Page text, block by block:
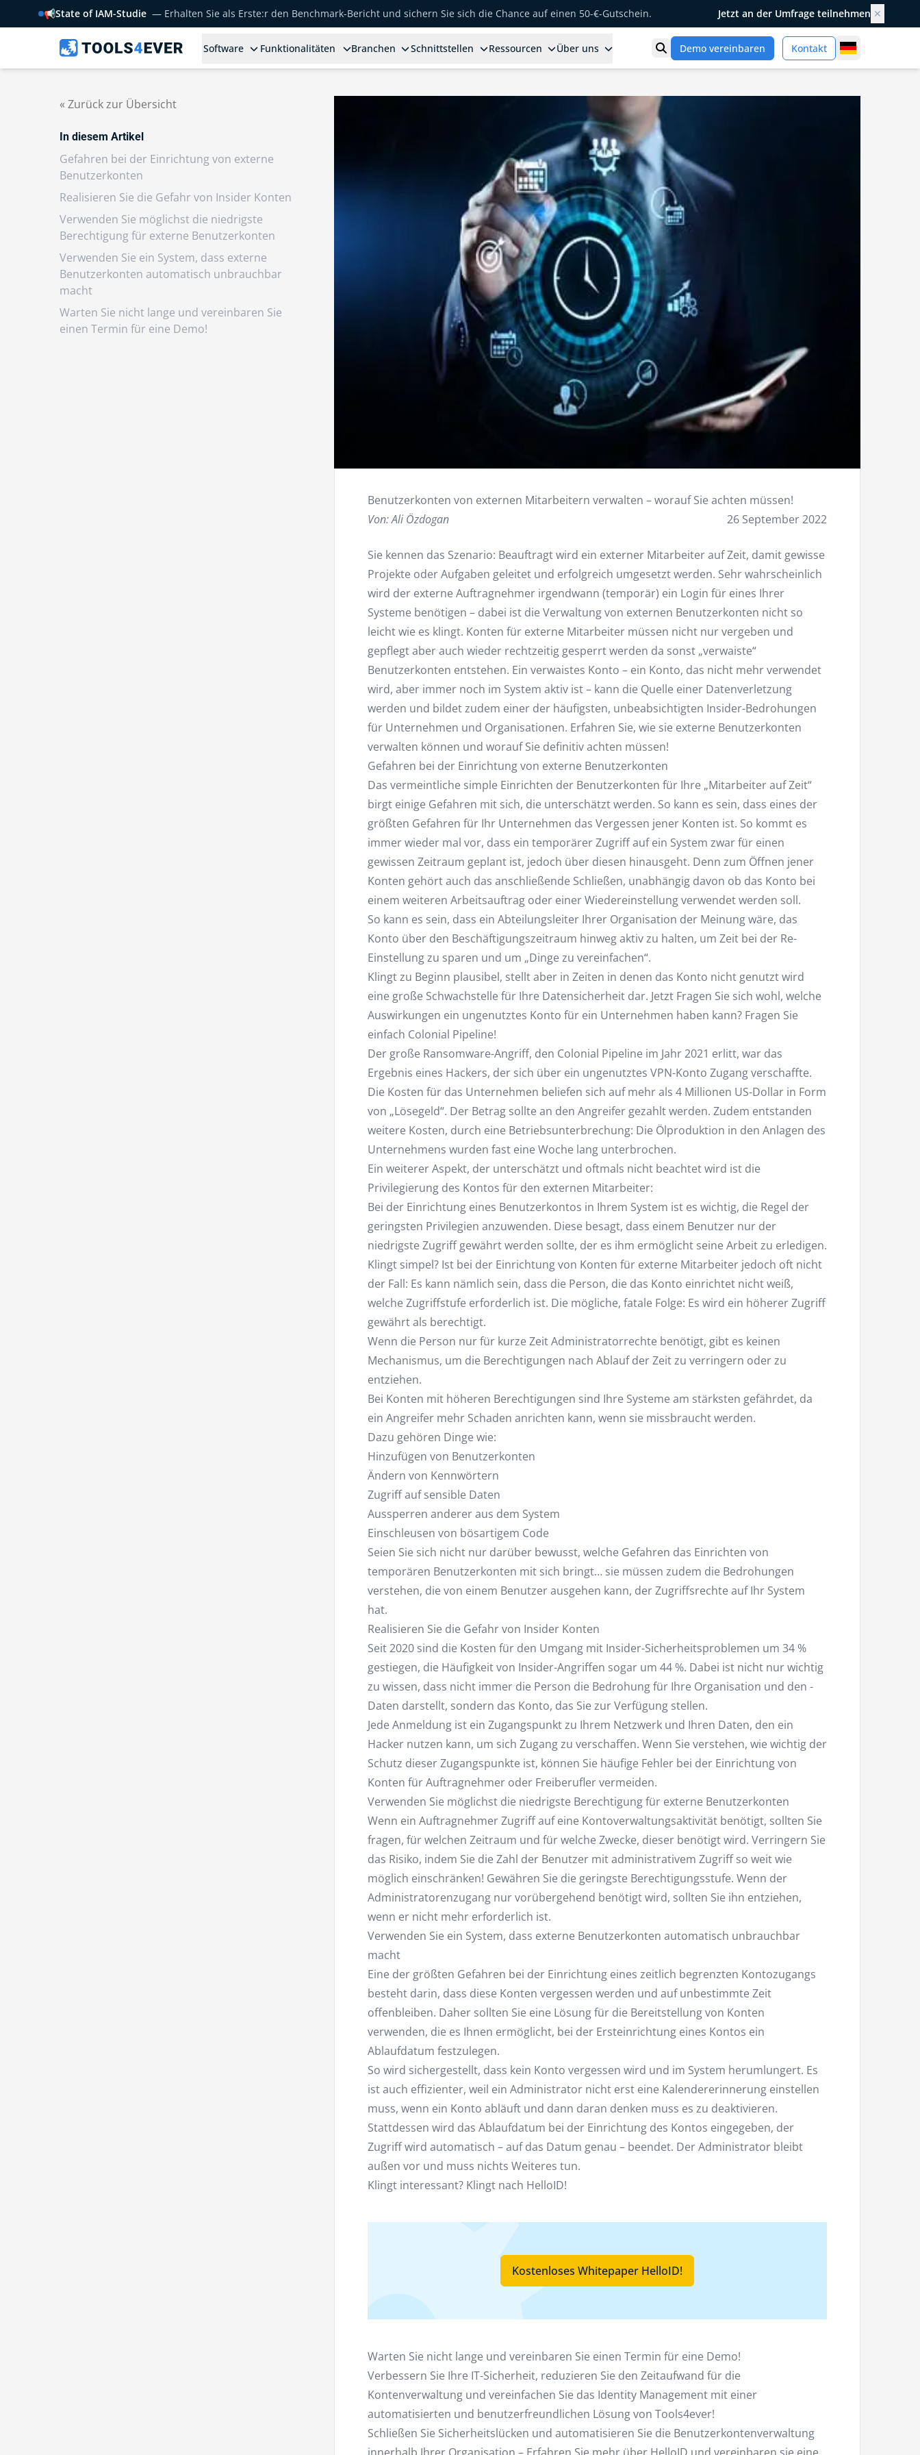
📢State of IAM-Studie — Erhalten Sie als Erste:r den Benchmark-Bericht und sichern Sie sich die Chance auf einen 50-€-Gutschein. Jetzt an der Umfrage teilnehmen ✕
Software Funktionalitäten Branchen Schnittstellen Ressourcen Über uns Suche öffnen
Demo vereinbaren Kontakt Germany
« Zurück zur Übersicht
In diesem Artikel
Gefahren bei der Einrichtung von externe
Benutzerkonten
Realisieren Sie die Gefahr von Insider Konten
Verwenden Sie möglichst die niedrigste
Berechtigung für externe Benutzerkonten
Verwenden Sie ein System, dass externe
Benutzerkonten automatisch unbrauchbar
macht
Warten Sie nicht lange und vereinbaren Sie
einen Termin für eine Demo!
Benutzerkonten von externen Mitarbeitern verwalten – worauf Sie achten müssen!
Von: Ali Özdogan
26 September 2022
Sie kennen das Szenario: Beauftragt wird ein externer Mitarbeiter auf Zeit, damit gewisse
Projekte oder Aufgaben geleitet und erfolgreich umgesetzt werden. Sehr wahrscheinlich
wird der externe Auftragnehmer irgendwann (temporär) ein Login für eines Ihrer
Systeme benötigen – dabei ist die Verwaltung von externen Benutzerkonten nicht so
leicht wie es klingt. Konten für externe Mitarbeiter müssen nicht nur vergeben und
gepflegt aber auch wieder rechtzeitig gesperrt werden da sonst „verwaiste“
Benutzerkonten entstehen. Ein verwaistes Konto – ein Konto, das nicht mehr verwendet
wird, aber immer noch im System aktiv ist – kann die Quelle einer Datenverletzung
werden und bildet zudem einer der häufigsten, unbeabsichtigten Insider-Bedrohungen
für Unternehmen und Organisationen. Erfahren Sie, wie sie externe Benutzerkonten
verwalten können und worauf Sie definitiv achten müssen!
Gefahren bei der Einrichtung von externe Benutzerkonten
Das vermeintliche simple Einrichten der Benutzerkonten für Ihre „Mitarbeiter auf Zeit“
birgt einige Gefahren mit sich, die unterschätzt werden. So kann es sein, dass eines der
größten Gefahren für Ihr Unternehmen das Vergessen jener Konten ist. So kommt es
immer wieder mal vor, dass ein temporärer Zugriff auf ein System zwar für einen
gewissen Zeitraum geplant ist, jedoch über diesen hinausgeht. Denn zum Öffnen jener
Konten gehört auch das anschließende Schließen, unabhängig davon ob das Konto bei
einem weiteren Arbeitsauftrag oder einer Wiedereinstellung verwendet werden soll.
So kann es sein, dass ein Abteilungsleiter Ihrer Organisation der Meinung wäre, das
Konto über den Beschäftigungszeitraum hinweg aktiv zu halten, um Zeit bei der Re-
Einstellung zu sparen und um „Dinge zu vereinfachen“.
Klingt zu Beginn plausibel, stellt aber in Zeiten in denen das Konto nicht genutzt wird
eine große Schwachstelle für Ihre Datensicherheit dar. Jetzt Fragen Sie sich wohl, welche
Auswirkungen ein ungenutztes Konto für ein Unternehmen haben kann? Fragen Sie
einfach Colonial Pipeline!
Der große Ransomware-Angriff, den Colonial Pipeline im Jahr 2021 erlitt, war das
Ergebnis eines Hackers, der sich über ein ungenutztes VPN-Konto Zugang verschaffte.
Die Kosten für das Unternehmen beliefen sich auf mehr als 4 Millionen US-Dollar in Form
von „Lösegeld“. Der Betrag sollte an den Angreifer gezahlt werden. Zudem entstanden
weitere Kosten, durch eine Betriebsunterbrechung: Die Ölproduktion in den Anlagen des
Unternehmens wurden fast eine Woche lang unterbrochen.
Ein weiterer Aspekt, der unterschätzt und oftmals nicht beachtet wird ist die
Privilegierung des Kontos für den externen Mitarbeiter:
Bei der Einrichtung eines Benutzerkontos in Ihrem System ist es wichtig, die Regel der
geringsten Privilegien anzuwenden. Diese besagt, dass einem Benutzer nur der
niedrigste Zugriff gewährt werden sollte, der es ihm ermöglicht seine Arbeit zu erledigen.
Klingt simpel? Ist bei der Einrichtung von Konten für externe Mitarbeiter jedoch oft nicht
der Fall: Es kann nämlich sein, dass die Person, die das Konto einrichtet nicht weiß,
welche Zugriffstufe erforderlich ist. Die mögliche, fatale Folge: Es wird ein höherer Zugriff
gewährt als berechtigt.
Wenn die Person nur für kurze Zeit Administratorrechte benötigt, gibt es keinen
Mechanismus, um die Berechtigungen nach Ablauf der Zeit zu verringern oder zu
entziehen.
Bei Konten mit höheren Berechtigungen sind Ihre Systeme am stärksten gefährdet, da
ein Angreifer mehr Schaden anrichten kann, wenn sie missbraucht werden.
Dazu gehören Dinge wie:
Hinzufügen von Benutzerkonten
Ändern von Kennwörtern
Zugriff auf sensible Daten
Aussperren anderer aus dem System
Einschleusen von bösartigem Code
Seien Sie sich nicht nur darüber bewusst, welche Gefahren das Einrichten von
temporären Benutzerkonten mit sich bringt… sie müssen zudem die Bedrohungen
verstehen, die von einem Benutzer ausgehen kann, der Zugriffsrechte auf Ihr System
hat.
Realisieren Sie die Gefahr von Insider Konten
Seit 2020 sind die Kosten für den Umgang mit Insider-Sicherheitsproblemen um 34 %
gestiegen, die Häufigkeit von Insider-Angriffen sogar um 44 %. Dabei ist nicht nur wichtig
zu wissen, dass nicht immer die Person die Bedrohung für Ihre Organisation und den -
Daten darstellt, sondern das Konto, das Sie zur Verfügung stellen.
Jede Anmeldung ist ein Zugangspunkt zu Ihrem Netzwerk und Ihren Daten, den ein
Hacker nutzen kann, um sich Zugang zu verschaffen. Wenn Sie verstehen, wie wichtig der
Schutz dieser Zugangspunkte ist, können Sie häufige Fehler bei der Einrichtung von
Konten für Auftragnehmer oder Freiberufler vermeiden.
Verwenden Sie möglichst die niedrigste Berechtigung für externe Benutzerkonten
Wenn ein Auftragnehmer Zugriff auf eine Kontoverwaltungsaktivität benötigt, sollten Sie
fragen, für welchen Zeitraum und für welche Zwecke, dieser benötigt wird. Verringern Sie
das Risiko, indem Sie die Zahl der Benutzer mit administrativem Zugriff so weit wie
möglich einschränken! Gewähren Sie die geringste Berechtigungsstufe. Wenn der
Administratorenzugang nur vorübergehend benötigt wird, sollten Sie ihn entziehen,
wenn er nicht mehr erforderlich ist.
Verwenden Sie ein System, dass externe Benutzerkonten automatisch unbrauchbar
macht
Eine der größten Gefahren bei der Einrichtung eines zeitlich begrenzten Kontozugangs
besteht darin, dass diese Konten vergessen werden und auf unbestimmte Zeit
offenbleiben. Daher sollten Sie eine Lösung für die Bereitstellung von Konten
verwenden, die es Ihnen ermöglicht, bei der Ersteinrichtung eines Kontos ein
Ablaufdatum festzulegen.
So wird sichergestellt, dass kein Konto vergessen wird und im System herumlungert. Es
ist auch effizienter, weil ein Administrator nicht erst eine Kalendererinnerung einstellen
muss, wenn ein Konto abläuft und dann daran denken muss es zu deaktivieren.
Stattdessen wird das Ablaufdatum bei der Einrichtung des Kontos eingegeben, der
Zugriff wird automatisch – auf das Datum genau – beendet. Der Administrator bleibt
außen vor und muss nichts Weiteres tun.
Klingt interessant? Klingt nach HelloID!
Kostenloses Whitepaper HelloID!
Warten Sie nicht lange und vereinbaren Sie einen Termin für eine Demo!
Verbessern Sie Ihre IT-Sicherheit, reduzieren Sie den Zeitaufwand für die
Kontenverwaltung und vereinfachen Sie das Identity Management mit einer
automatisierten und benutzerfreundlichen Lösung von Tools4ever!
Schließen Sie Sicherheitslücken und automatisieren Sie die Benutzerkontenverwaltung